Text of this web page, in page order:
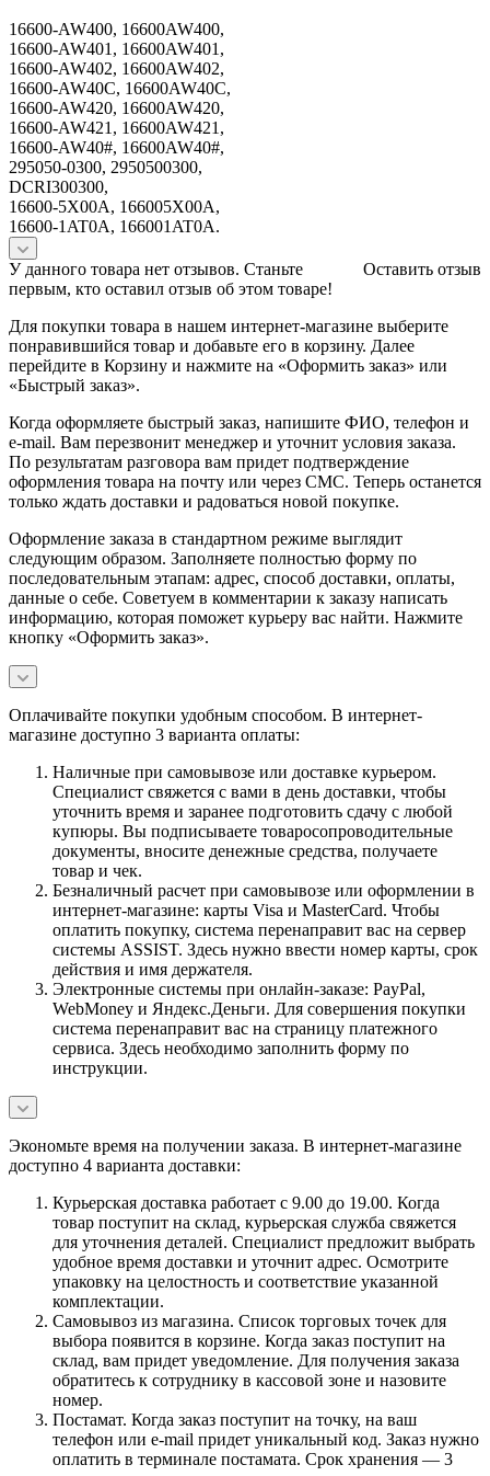
16600-AW400, 16600AW400,
16600-AW401, 16600AW401,
16600-AW402, 16600AW402,
16600-AW40C, 16600AW40C,
16600-AW420, 16600AW420,
16600-AW421, 16600AW421,
16600-AW40#, 16600AW40#,
295050-0300, 2950500300,
DCRI300300,
16600-5X00A, 166005X00A,
16600-1AT0A, 166001AT0A.
Оставить отзыв
У данного товара нет отзывов. Станьте
первым, кто оставил отзыв об этом товаре!
Для покупки товара в нашем интернет-магазине выберите
понравившийся товар и добавьте его в корзину. Далее
перейдите в Корзину и нажмите на «Оформить заказ» или
«Быстрый заказ».
Когда оформляете быстрый заказ, напишите ФИО, телефон и
e-mail. Вам перезвонит менеджер и уточнит условия заказа.
По результатам разговора вам придет подтверждение
оформления товара на почту или через СМС. Теперь останется
только ждать доставки и радоваться новой покупке.
Оформление заказа в стандартном режиме выглядит
следующим образом. Заполняете полностью форму по
последовательным этапам: адрес, способ доставки, оплаты,
данные о себе. Советуем в комментарии к заказу написать
информацию, которая поможет курьеру вас найти. Нажмите
кнопку «Оформить заказ».
Оплачивайте покупки удобным способом. В интернет-
магазине доступно 3 варианта оплаты:
Наличные при самовывозе или доставке курьером.
Специалист свяжется с вами в день доставки, чтобы
уточнить время и заранее подготовить сдачу с любой
купюры. Вы подписываете товаросопроводительные
документы, вносите денежные средства, получаете
товар и чек.
Безналичный расчет при самовывозе или оформлении в
интернет-магазине: карты Visa и MasterCard. Чтобы
оплатить покупку, система перенаправит вас на сервер
системы ASSIST. Здесь нужно ввести номер карты, срок
действия и имя держателя.
Электронные системы при онлайн-заказе: PayPal,
WebMoney и Яндекс.Деньги. Для совершения покупки
система перенаправит вас на страницу платежного
сервиса. Здесь необходимо заполнить форму по
инструкции.
Экономьте время на получении заказа. В интернет-магазине
доступно 4 варианта доставки:
Курьерская доставка работает с 9.00 до 19.00. Когда
товар поступит на склад, курьерская служба свяжется
для уточнения деталей. Специалист предложит выбрать
удобное время доставки и уточнит адрес. Осмотрите
упаковку на целостность и соответствие указанной
комплектации.
Самовывоз из магазина. Список торговых точек для
выбора появится в корзине. Когда заказ поступит на
склад, вам придет уведомление. Для получения заказа
обратитесь к сотруднику в кассовой зоне и назовите
номер.
Постамат. Когда заказ поступит на точку, на ваш
телефон или e-mail придет уникальный код. Заказ нужно
оплатить в терминале постамата. Срок хранения — 3